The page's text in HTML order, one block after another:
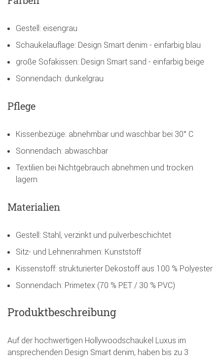
Gestell: eisengrau
Schaukelauflage: Design Smart denim - einfarbig blau
große Sofakissen: Design Smart sand - einfarbig beige
Sonnendach: dunkelgrau
Pflege
Kissenbezüge: abnehmbar und waschbar bei 30° C
Sonnendach: abwaschbar
Textilien bei Nichtgebrauch abnehmen und trocken
lagern
Materialien
Gestell: Stahl, verzinkt und pulverbeschichtet
Sitz- und Lehnenrahmen: Kunststoff
Kissenstoff: strukturierter Dekostoff aus 100 % Polyester
Sonnendach: Primetex (70 % PET / 30 % PVC)
Produktbeschreibung
Auf der hochwertigen Hollywoodschaukel Luxus im
ansprechenden Design Smart denim, haben bis zu 3